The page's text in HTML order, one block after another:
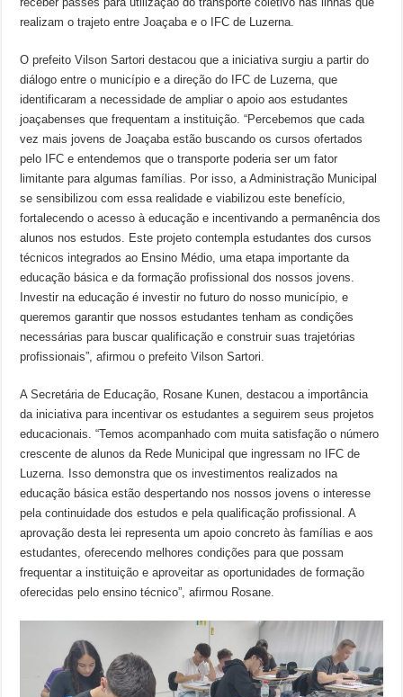
realizam o trajeto entre Joaçaba e o IFC de Luzerna.
O prefeito Vilson Sartori destacou que a iniciativa surgiu a partir do
diálogo entre o município e a direção do IFC de Luzerna, que
identificaram a necessidade de ampliar o apoio aos estudantes
joaçabenses que frequentam a instituição. “Percebemos que cada
vez mais jovens de Joaçaba estão buscando os cursos ofertados
pelo IFC e entendemos que o transporte poderia ser um fator
limitante para algumas famílias. Por isso, a Administração Municipal
se sensibilizou com essa realidade e viabilizou este benefício,
fortalecendo o acesso à educação e incentivando a permanência dos
alunos nos estudos. Este projeto contempla estudantes dos cursos
técnicos integrados ao Ensino Médio, uma etapa importante da
educação básica e da formação profissional dos nossos jovens.
Investir na educação é investir no futuro do nosso município, e
queremos garantir que nossos estudantes tenham as condições
necessárias para buscar qualificação e construir suas trajetórias
profissionais”, afirmou o prefeito Vilson Sartori.
A Secretária de Educação, Rosane Kunen, destacou a importância
da iniciativa para incentivar os estudantes a seguirem seus projetos
educacionais. “Temos acompanhado com muita satisfação o número
crescente de alunos da Rede Municipal que ingressam no IFC de
Luzerna. Isso demonstra que os investimentos realizados na
educação básica estão despertando nos nossos jovens o interesse
pela continuidade dos estudos e pela qualificação profissional. A
aprovação desta lei representa um apoio concreto às famílias e aos
estudantes, oferecendo melhores condições para que possam
frequentar a instituição e aproveitar as oportunidades de formação
oferecidas pelo ensino técnico”, afirmou Rosane.